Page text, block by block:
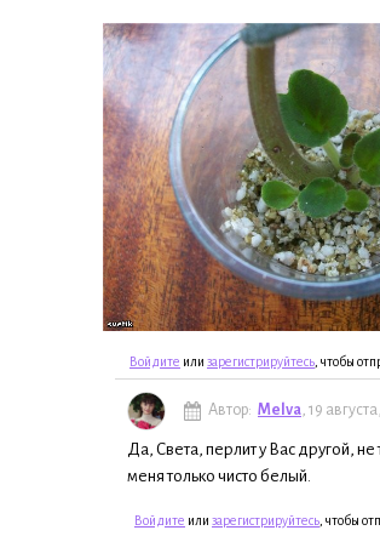
Войдите или зарегистрируйтесь , чтобы
Автор: Melva, 19
Да, Света, перлит у Вас другой, не
меня только чисто белый.
Войдите или зарегистрируйтесь , чтобы